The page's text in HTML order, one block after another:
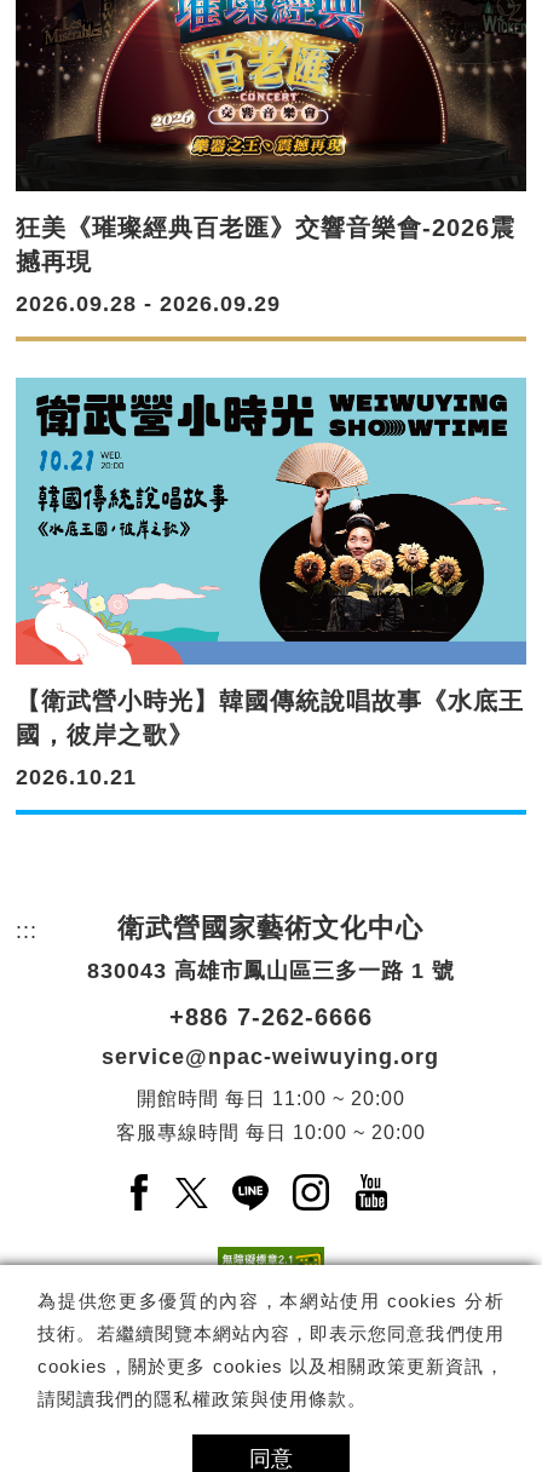
狂美《璀璨經典百老匯》交響音樂會-2026震
撼再現
2026.09.28 - 2026.09.29
【衛武營小時光】韓國傳統說唱故事《水底王
國，彼岸之歌》
2026.10.21
為提供您更多優質的內容，本網站使用 cookies 分析
技術。若繼續閱覽本網站內容，即表示您同意我們使用
cookies，關於更多 cookies 以及相關政策更新資訊，
請閱讀我們的隱私權政策與使用條款 。
同意
::: 頁尾網站資訊。
衛武營國家藝術文化中心
830043 高雄市鳳山區三多一路 1 號
+886 7-262-6666
service@npac-weiwuying.org
開館時間 每日
11:00 ~ 20:00
客服專線時間 每日 10:00 ~ 20:00
Facebook(另開新視窗)
X(另開新視窗)
LINE(另開新視窗)
Instagram(另開新視
YouTube(另開
電子報訂閱 訂閱
Copyright © 國家表演藝術中心 -衛武營國家藝術文化中心
隱私權政策 網站導覽